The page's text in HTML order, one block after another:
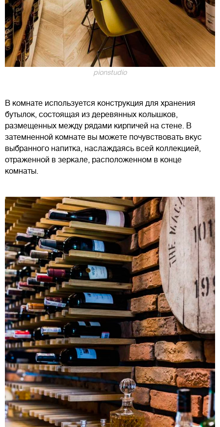
pionstudio
В комнате используется конструкция для хранения
бутылок, состоящая из деревянных колышков,
размещенных между рядами кирпичей на стене. В
затемненной комнате вы можете почувствовать вкус
выбранного напитка, наслаждаясь всей коллекцией,
отраженной в зеркале, расположенном в конце
комнаты.